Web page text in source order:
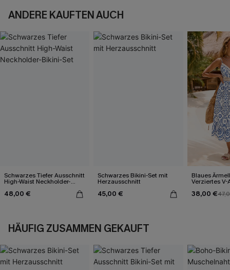
ANDERE KAUFTEN AUCH
Schwarzes Tiefer Ausschnitt
High-Waist Neckholder-
Bikini-Set
48,00 €
Schwarzes Bikini-Set mit
Herzausschnitt
45,00 €
Blaues
Verziertes
38,00 €
HÄUFIG ZUSAMMEN GEKAUFT